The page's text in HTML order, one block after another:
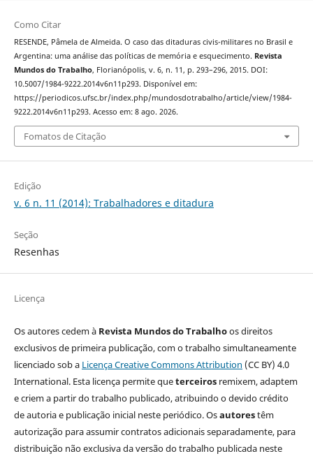
Como Citar
RESENDE, Pâmela de Almeida. O caso das ditaduras civis-militares no Brasil e
Argentina: uma análise das políticas de memória e esquecimento. Revista
Mundos do Trabalho, Florianópolis, v. 6, n. 11, p. 293–296, 2015. DOI:
10.5007/1984-9222.2014v6n11p293. Disponível em:
https://periodicos.ufsc.br/index.php/mundosdotrabalho/article/view/1984-
9222.2014v6n11p293. Acesso em: 8 ago. 2026.
Fomatos de Citação
Edição
v. 6 n. 11 (2014): Trabalhadores e ditadura
Seção
Resenhas
Licença
Os autores cedem à Revista Mundos do Trabalhoos direitos
exclusivos de primeira publicação, com o trabalho simultaneamente
licenciado sob a Licença Creative Commons Attribution (CC BY) 4.0
International. Esta licença permite queterceirosremixem, adaptem
e criem a partir do trabalho publicado, atribuindo o devido crédito
de autoria e publicação inicial neste periódico. Osautorestêm
autorização para assumir contratos adicionais separadamente, para
distribuição não exclusiva da versão do trabalho publicada neste